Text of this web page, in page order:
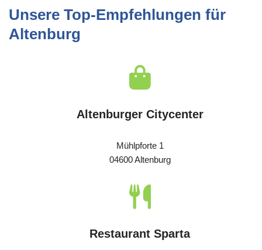
Unsere Top-Empfehlungen für
Altenburg
Altenburger Citycenter
Mühlpforte 1
04600 Altenburg
Restaurant Sparta